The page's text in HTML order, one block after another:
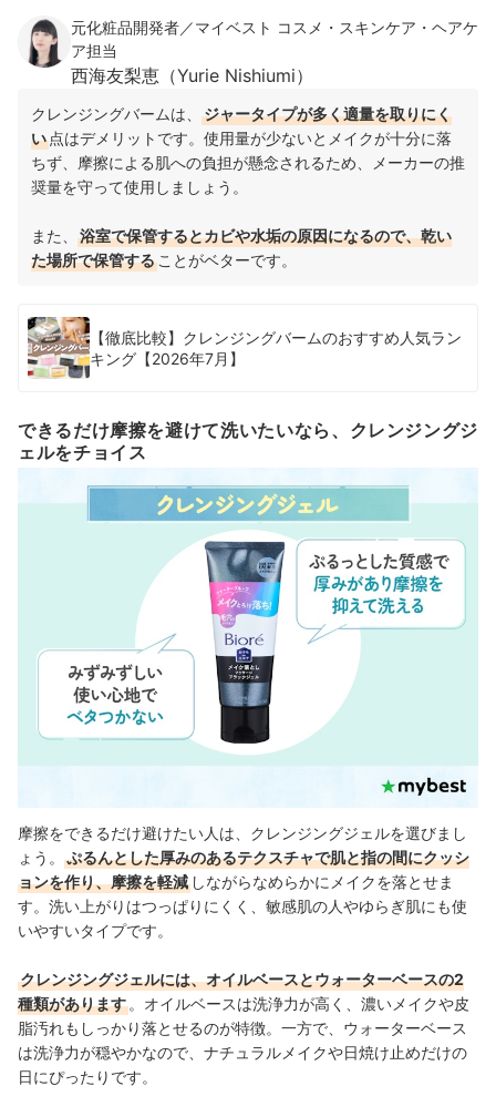
元化粧品開発者／マイベスト コスメ・スキンケア・ヘアケ
ア担当
西海友梨恵（Yurie Nishiumi）
クレンジングバームは、
ジャータイプが多く適量を取りにく
い 点はデメリットです。使用量が少ないとメイクが十分に落
ちず、摩擦による肌への負担が懸念されるため、メーカーの推
奨量を守って使用しましょう。
また、
浴室で保管するとカビや水垢の原因になるので、乾い
た場所で保管する ことがベターです。
【徹底比較】クレンジングバームのおすすめ人気ラン
キング【2026年7月】
できるだけ摩擦を避けて洗いたいなら、クレンジングジ
ェルをチョイス
摩擦をできるだけ避けたい人は、クレンジングジェルを選びまし
ょう。
ぷるんとした厚みのあるテクスチャで肌と指の間にクッシ
ョンを作り、摩擦を軽減 しながらなめらかにメイクを落とせま
す。洗い上がりはつっぱりにくく、敏感肌の人やゆらぎ肌にも使
いやすいタイプです。
クレンジングジェルには、オイルベースとウォーターベースの2
種類があります 。オイルベースは洗浄力が高く、濃いメイクや皮
脂汚れもしっかり落とせるのが特徴。一方で、ウォーターベース
は洗浄力が穏やかなので、ナチュラルメイクや日焼け止めだけの
日にぴったりです。